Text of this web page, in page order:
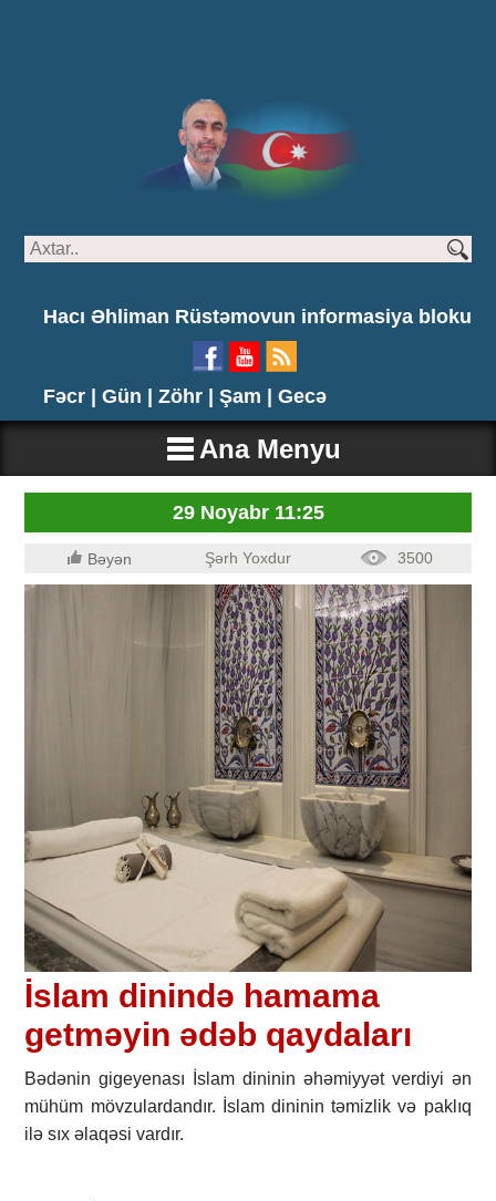
Hacı Əhliman Rüstəmovun informasiya bloku
Fəcr | Gün | Zöhr | Şam | Gecə
Ana Menyu
29 Noyabr 11:25
Bəyən Şərh Yoxdur 3500
İslam dinində hamama
getməyin ədəb qaydaları
Bədənin gigeyenası İslam dininin əhəmiyyət verdiyi ən
mühüm mövzulardandır. İslam dininin təmizlik və paklıq
ilə sıx əlaqəsi vardır.